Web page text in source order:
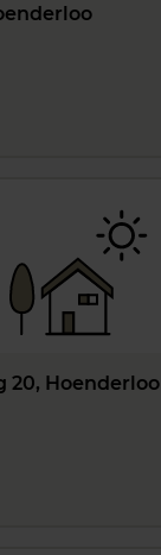
20, Hoenderloo